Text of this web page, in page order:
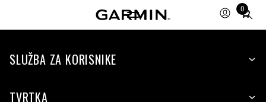
0
Total
items
cart:
SLUŽBA ZA KORISNIKE
TVRTKA